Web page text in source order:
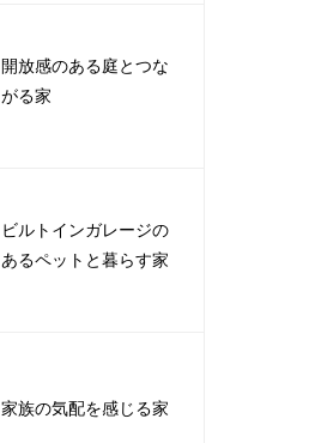
開放感のある庭とつな
がる家
ビルトインガレージの
あるペットと暮らす家
家族の気配を感じる家